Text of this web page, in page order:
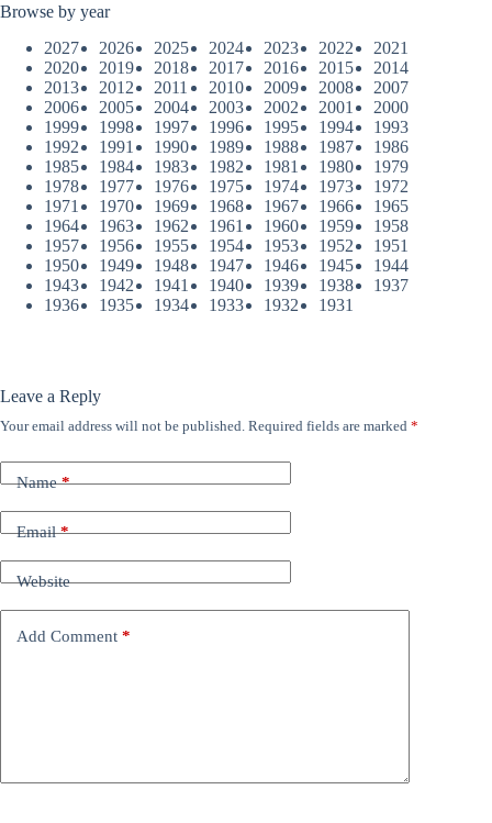
Browse by year
2027
2026 2025 2024 2023 2022
2021
2020
2019 2018 2017 2016 2015
2014
2013
2012 2011 2010 2009 2008
2007
2006
2005 2004 2003 2002 2001
2000
1999
1998 1997 1996 1995 1994
1993
1992
1991 1990 1989 1988 1987
1986
1985
1984 1983 1982 1981 1980
1979
1978
1977 1976 1975 1974 1973
1972
1971
1970 1969 1968 1967 1966
1965
1964
1963 1962 1961 1960 1959
1958
1957
1956 1955 1954 1953 1952
1951
1950
1949 1948 1947 1946 1945
1944
1943
1942 1941 1940 1939 1938
1937
1936
1935 1934 1933 1932 1931
Leave a Reply
Your email address will not be published. Required fields are marked *
Name*
Email*
Website
Add Comment *